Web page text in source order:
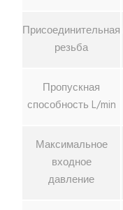
Присоединительная
резьба
Пропускная
способность L/min
Максимальное
входное
давление